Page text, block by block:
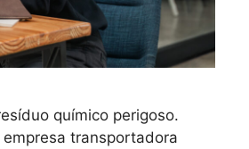
químico perigoso.
transportadora